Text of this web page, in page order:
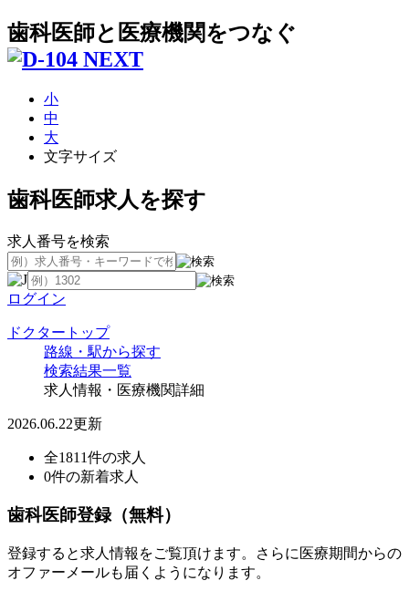
歯科医師と医療機関をつなぐ
小
中
大
文字サイズ
歯科医師求人を探す
求人番号を検索
ログイン
ドクタートップ
路線・駅から探す
検索結果一覧
求人情報・医療機関詳細
2026.06.22更新
全1811件の求人
0件の新着求人
歯科医師登録（無料）
登録すると求人情報をご覧頂けます。さらに医療期間からの
オファーメールも届くようになります。